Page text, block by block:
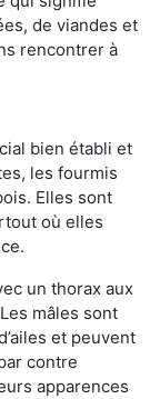
de viandes et
rencontrer à
bien établi et
les fourmis
Elles sont
où elles
un thorax aux
mâles sont
et peuvent
contre
apparences